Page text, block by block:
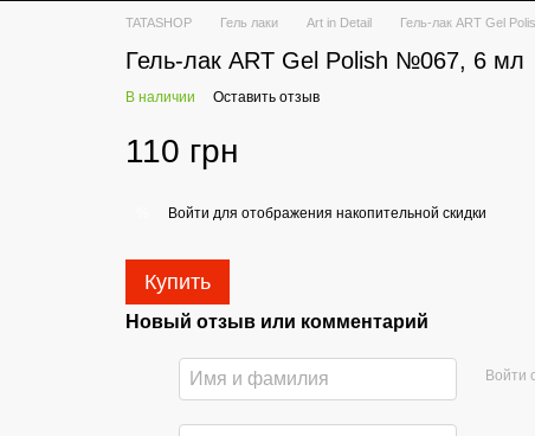
TATASHOP Гель лаки Art in Detail Гель-лак ART Gel
Гель-лак ART Gel Polish №067, 6 мл
В наличии Оставить отзыв
110 грн
Войти для отображения накопительной скидки
Купить
Новый отзыв или комментарий
Войти